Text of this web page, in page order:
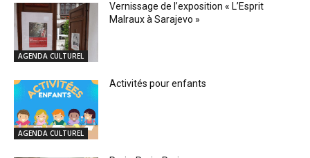
AGENDA CULTUREL
Vernissage de l’exposition « L’Esprit
Malraux à Sarajevo »
AGENDA CULTUREL
Activités pour enfants